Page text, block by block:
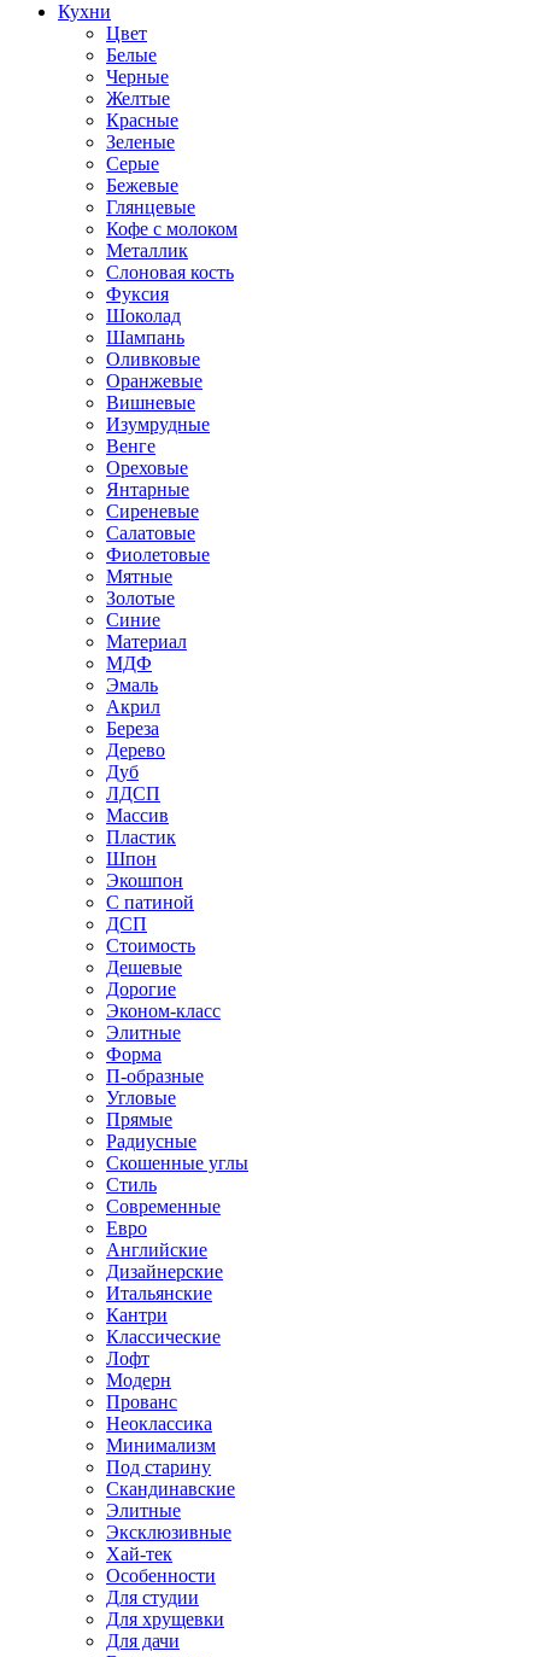
Кухни
Цвет
Белые
Черные
Желтые
Красные
Зеленые
Серые
Бежевые
Глянцевые
Кофе с молоком
Металлик
Слоновая кость
Фуксия
Шоколад
Шампань
Оливковые
Оранжевые
Вишневые
Изумрудные
Венге
Ореховые
Янтарные
Сиреневые
Салатовые
Фиолетовые
Мятные
Золотые
Синие
Материал
МДФ
Эмаль
Акрил
Береза
Дерево
Дуб
ЛДСП
Массив
Пластик
Шпон
Экошпон
С патиной
ДСП
Стоимость
Дешевые
Дорогие
Эконом-класс
Элитные
Форма
П-образные
Угловые
Прямые
Радиусные
Скошенные углы
Стиль
Современные
Евро
Английские
Дизайнерские
Итальянские
Кантри
Классические
Лофт
Модерн
Прованс
Неоклассика
Минимализм
Под старину
Скандинавские
Элитные
Эксклюзивные
Хай-тек
Особенности
Для студии
Для хрущевки
Для дачи